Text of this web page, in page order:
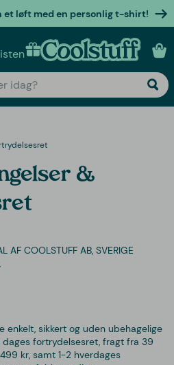
et løft med en personlig t-shirt!
Personlige gaver
&
AF COOLSTUFF AB, SVERIGE
enkelt, sikkert og uden ubehagelige
fortrydelsesret, fragt fra 39
kr, samt 1-2 hverdages